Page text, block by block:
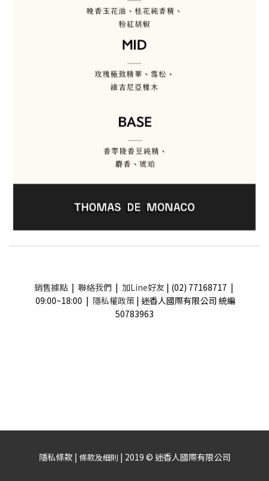
銷售據點| 聯絡我們| 加Line好友 | (02) 77168717 |
09:00~18:00 | 隱私權政策 | 迷香人國際有限公司 統編
50783963
隱私條款 | 條款及細則 | 2019 © 迷香人國際有限公司